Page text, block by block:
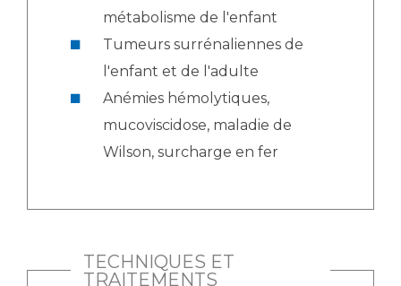
métabolisme de l'enfant
Tumeurs surrénaliennes de
l'enfant et de l'adulte
Anémies hémolytiques,
mucoviscidose, maladie de
Wilson, surcharge en fer
TECHNIQUES ET
TRAITEMENTS